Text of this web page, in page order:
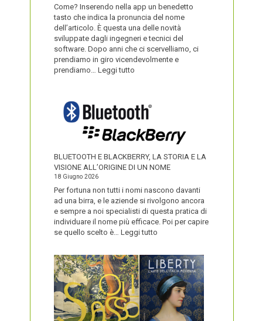
Come? Inserendo nella app un benedetto
tasto che indica la pronuncia del nome
dell’articolo. È questa una delle novità
sviluppate dagli ingegneri e tecnici del
software. Dopo anni che ci scervelliamo, ci
prendiamo in giro vicendevolmente e
prendiamo… Leggi tutto
NOMI
DEI
SUOI
PRODOTTI
BLUETOOTH E BLACKBERRY, LA STORIA E LA
VISIONE ALL’ORIGINE DI UN NOME
18 Giugno 2026
Per fortuna non tutti i nomi nascono davanti
ad una birra, e le aziende si rivolgono ancora
e sempre a noi specialisti di questa pratica di
individuare il nome più efficace. Poi per capire
se quello scelto è… Leggi tutto
BLACKBERRY,
LA
STORIA
E
LA
VISIONE